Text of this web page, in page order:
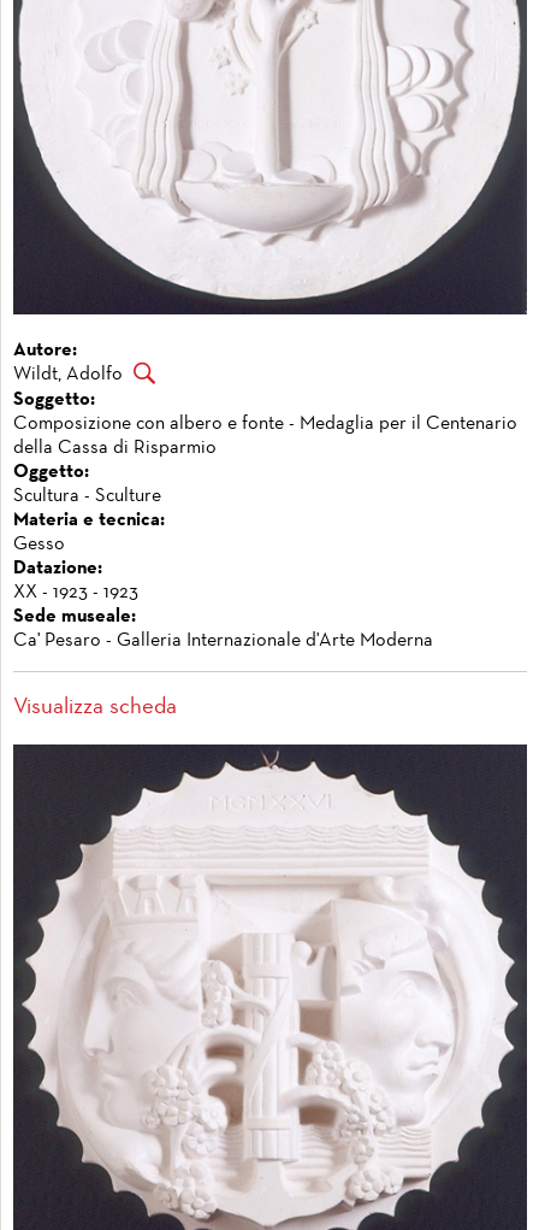
Autore:
Wildt, Adolfo
Soggetto:
Composizione con albero e fonte - Medaglia per il Centenario
della Cassa di Risparmio
Oggetto:
Scultura - Sculture
Materia e tecnica:
Gesso
Datazione:
XX - 1923 - 1923
Sede museale:
Ca' Pesaro - Galleria Internazionale d'Arte Moderna
Visualizza scheda